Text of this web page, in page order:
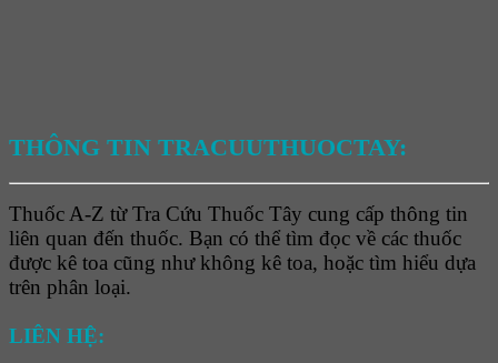
THÔNG TIN TRACUUTHUOCTAY:
Thuốc A-Z từ Tra Cứu Thuốc Tây cung cấp thông tin
liên quan đến thuốc. Bạn có thể tìm đọc về các thuốc
được kê toa cũng như không kê toa, hoặc tìm hiểu dựa
trên phân loại.
LIÊN HỆ: